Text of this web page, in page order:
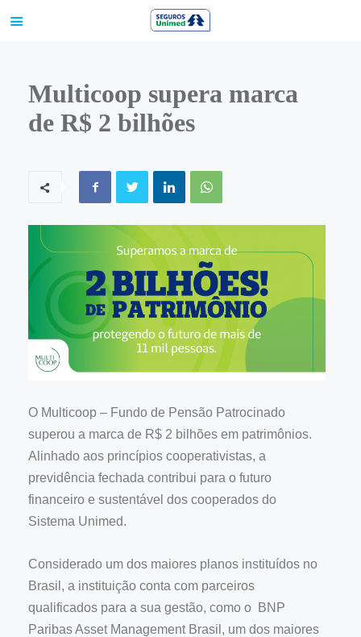
Multicoop supera marca
de R$ 2 bilhões
O Multicoop – Fundo de Pensão Patrocinado
superou a marca de R$ 2 bilhões em patrimônios.
Alinhado aos princípios cooperativistas, a
previdência fechada contribui para o futuro
financeiro e sustentável dos cooperados do
Sistema Unimed.
Considerado um dos maiores planos instituídos no
Brasil, a instituição conta com parceiros
qualificados para a sua gestão, como o BNP
Paribas Asset Management Brasil, um dos maiores